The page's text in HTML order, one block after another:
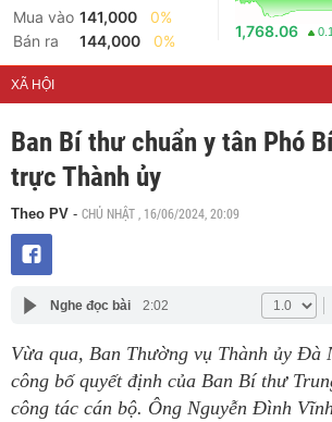
Mua vào 141,000
0%
Bán ra
144,000 0%
1,768.06
XÃ HỘI
Ban Bí thư chuẩn y tân Phó
trực Thành ủy
Theo PV - CHỦ NHẬT , 16/06/2024, 20:09
Nghe đọc bài 2:02
Vừa qua, Ban Thường vụ Thành ủy Đà
công bố quyết định của Ban Bí thư
công tác cán bộ. Ông Nguyễn Đình